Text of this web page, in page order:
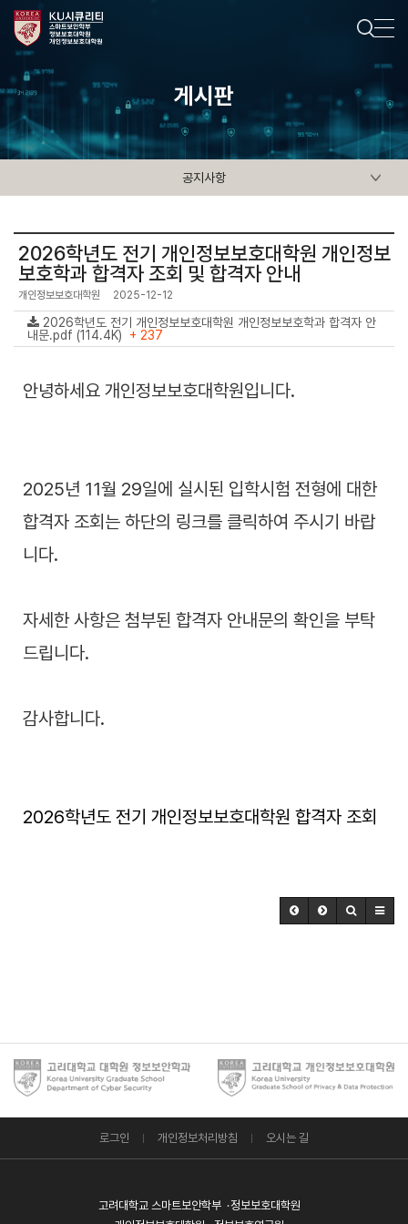
게시판
공지사항
2026학년도 전기 개인정보보호대학원 개인정보
보호학과 합격자 조회 및 합격자 안내
개인정보보호대학원 2025-12-12
2026학년도 전기 개인정보보호대학원 개인정보보호학과 합격자 안
내문.pdf (114.4K) + 237
안녕하세요 개인정보보호대학원입니다.
2025년 11월 29일에 실시된 입학시험 전형에 대한
합격자 조회는 하단의 링크를 클릭하여 주시기 바랍
니다.
자세한 사항은 첨부된 합격자 안내문의 확인을 부탁
드립니다.
감사합니다.
2026학년도 전기 개인정보보호대학원 합격자 조회
로그인 개인정보처리방침 오시는 길
고려대학교 스마트보안학부
정보보호대학원